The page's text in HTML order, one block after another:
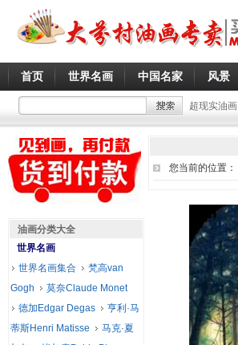
首页 世界名画 中国名家 风景
超现实油画
您当前的位置：
油画分类大全
世界名画
世界名画集合
梵高van
Gogh
莫奈Claude Monet
德加Edgar Degas
亨利·马
蒂斯Henri Matisse
马克·夏